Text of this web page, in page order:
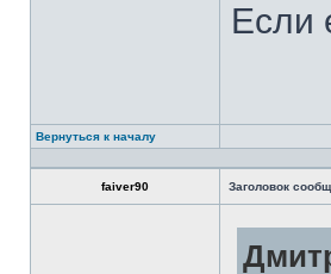
Если
Вернуться к началу
faiver90 Заголовок